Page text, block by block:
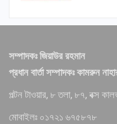
সম্পাদকঃ জিয়াউর রহমান
প্রধান বার্তা সম্পাদকঃ কামরুন
পল্টন টাওয়ার, ৮ তলা, ৮৭, বক্স
মোবাইলঃ ০১৭২১ ৬৭৫৮৭৮